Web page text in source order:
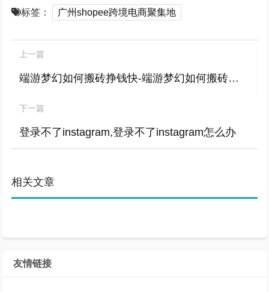
标签：
广州shopee跨境电商聚集地
上一篇
端游梦幻如何搬砖挣钱快-端游梦幻如何搬砖挣钱快点
下一篇
登录不了instagram,登录不了instagram怎么办
相关文章
友情链接